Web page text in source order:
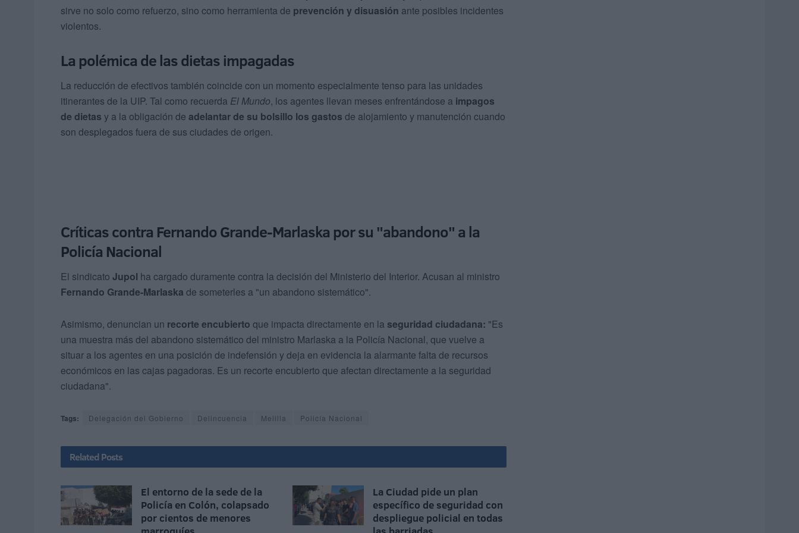
sirve no solo como refuerzo, sino como herramienta de prevención y disuasión ante posibles incidentes
violentos.
La polémica de las dietas impagadas
La reducción de efectivos también coincide con un momento especialmente tenso para las unidades
itinerantes de la UIP. Tal como recuerda El Mundo, los agentes llevan meses enfrentándose a impagos
de dietas y a la obligación de adelantar de su bolsillo los gastos de alojamiento y manutención cuando
son desplegados fuera de sus ciudades de origen.
Críticas contra Fernando Grande-Marlaska por su "abandono" a la
Policía Nacional
El sindicato Jupol ha cargado duramente contra la decisión del Ministerio del Interior. Acusan al ministro
Fernando Grande-Marlaska de someterles a "un abandono sistemático".
Asimismo, denuncian un recorte encubierto que impacta directamente en la seguridad ciudadana: "Es
una muestra más del abandono sistemático del ministro Marlaska a la Policía Nacional, que vuelve a
situar a los agentes en una posición de indefensión y deja en evidencia la alarmante falta de recursos
económicos en las cajas pagadoras. Es un recorte encubierto que afectan directamente a la seguridad
ciudadana".
Tags: Delegación del Gobierno Delincuencia Melilla Policía Nacional
Related Posts
El entorno de la sede de la
Policía en Colón, colapsado
por cientos de menores
La Ciudad pide un plan
específico de seguridad con
despliegue policial en todas